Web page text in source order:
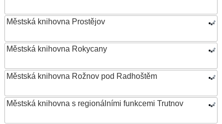
Městská knihovna Prostějov
Městská knihovna Rokycany
Městská knihovna Rožnov pod Radhoštěm
Městská knihovna s regionálními funkcemi Trutnov